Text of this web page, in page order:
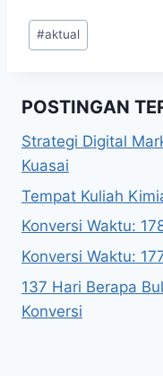
Post
Tags:
#aktual
POSTINGAN
Strategi Digital
Kuasai
Tempat Kuliah
Konversi Waktu:
Konversi Waktu:
137 Hari Berapa
Konversi